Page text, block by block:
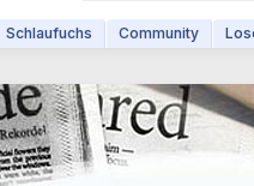
Schlaufuchs Community